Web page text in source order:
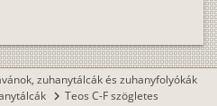
zuhanytálcák és zuhanyfolyókák
chevron_right Teos C-F szögletes